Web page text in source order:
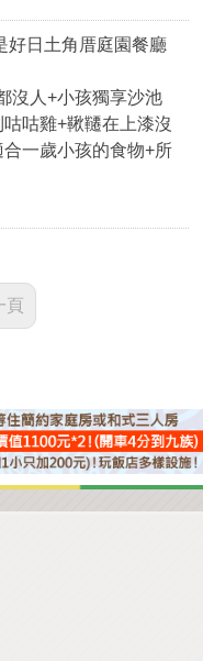
好日土角厝庭園餐廳
沒人+小孩獨享沙池
咕雞+鞦韆在上漆沒
一歲小孩的食物+所
頁